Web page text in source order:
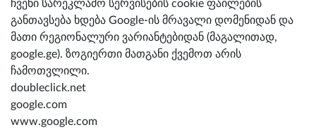
ჩვენი სარეკლამო სერვისების cookie ფაილების
განთავსება ხდება Google-ის მრავალი დომენიდან და
მათი რეგიონალური ვარიანტებიდან (მაგალითად,
google.ge). ზოგიერთი მათგანი ქვემოთ არის
ჩამოთვლილი.
doubleclick.net
google.com
www.google.com